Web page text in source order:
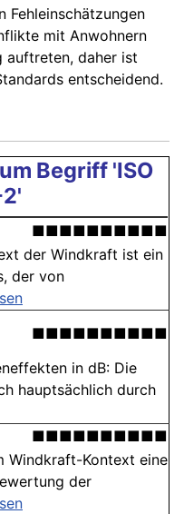
Fehleinschätzungen
mit Anwohnern
auftreten, daher ist
entscheidend.
Begriff 'ISO
■■■■■■■■■■
der Windkraft ist ein
der von
■■■■■■■■■■
in dB: Die
hauptsächlich durch
■■■■■■■■■■
Windkraft-Kontext eine
der